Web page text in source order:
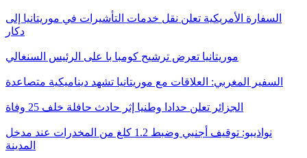
السفارة الأمريكية تعلن نقل خدمات التأشيرات في موريتانيا إلى
دكار
موريتانيا تعرض ترشيح كومبا با على الرئيس السنغالي
السفير المغربي: العلاقات مع موريتانيا تشهد ديناميكية متصاعدة
الجزائر تعلن حدادا وطنيا إثر حادث حافلة خلف 25 وفاة
نواذيبو: توقيف أجنبي وضبط 1.2 كلغ من المخدرات عند مدخل
المدينة